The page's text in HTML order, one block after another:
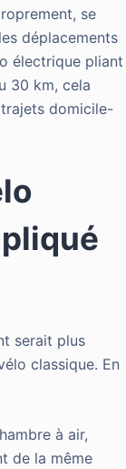
se
déplacements
électrique pliant
30 km, cela
domicile-
serait plus
classique. En
à air,
de la même